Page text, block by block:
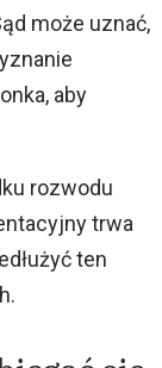
może uznać,
aby
rozwodu
trwa
ten